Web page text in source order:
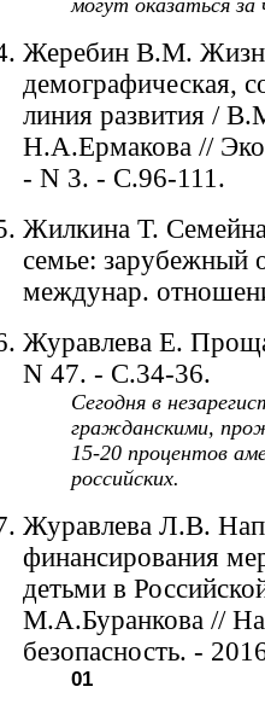
могут оказаться
Жеребин В.М.
демографическая,
линия развития /
Н.А.Ермакова //
- N 3. - С.96-111.
Жилкина Т.
семье: зарубежный
междунар.
Журавлева Е.
N 47. - С.34-36.
Сегодня в
гражданскими,
15-20 процентов
российских.
Журавлева Л.В.
финансирования
детьми в
М.А.Буранкова //
безопасность. -
01